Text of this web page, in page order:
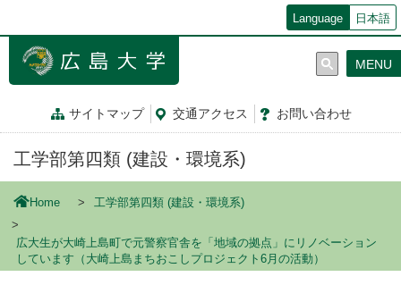
ン
Language 日本語
サイトマップ 交通アクセス お問い合わせ
MENU
工学部第四類 (建設・環境系)
Home 工学部第四類 (建設・環境系)
広大生が大崎上島町で元警察官舎を「地域の拠点」にリノベーション
しています（大崎上島まちおこしプロジェクト6月の活動）